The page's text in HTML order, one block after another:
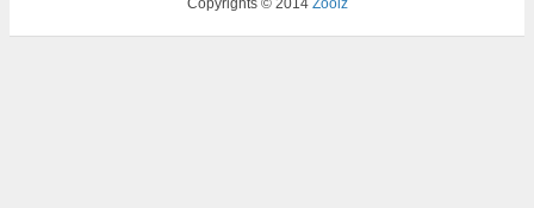
Copyrights © 2014Zoolz